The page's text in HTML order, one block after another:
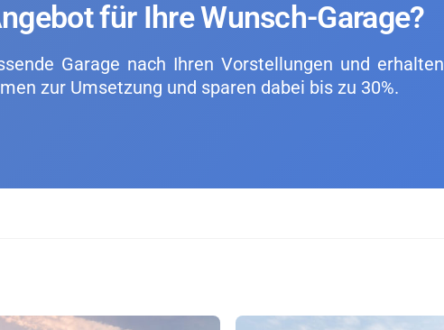
für Ihre Wunsch-Ga­ra­ge?
Ga­ra­ge nach Ihren Vor­stel­lun­gen und er­hal­ten
zur Um­set­zung und spa­ren dabei bis zu 30%.